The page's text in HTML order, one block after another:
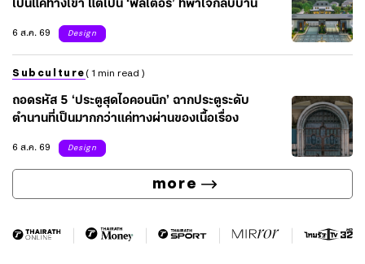
เป็นแค่ทางเข้า แต่เป็น ‘ฟิลเตอร์’ ที่พาใจกลับบ้าน
6 ส.ค. 69
Design
Subculture ( 1 min read )
ถอดรหัส 5 ‘ประตูสุดไอคอนนิก’ ฉากประตูระดับ
ตำนานที่เป็นมากกว่าแค่ทางผ่านของเนื้อเรื่อง
6 ส.ค. 69
Design
more